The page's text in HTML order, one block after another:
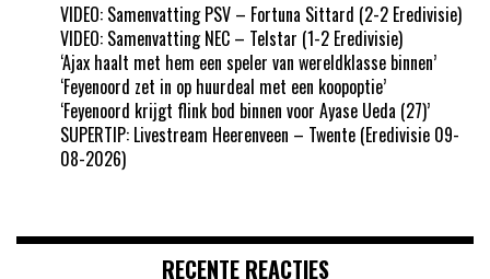
VIDEO: Samenvatting PSV – Fortuna Sittard (2-2 Eredivisie)
VIDEO: Samenvatting NEC – Telstar (1-2 Eredivisie)
‘Ajax haalt met hem een speler van wereldklasse binnen’
‘Feyenoord zet in op huurdeal met een koopoptie’
‘Feyenoord krijgt flink bod binnen voor Ayase Ueda (27)’
SUPERTIP: Livestream Heerenveen – Twente (Eredivisie 09-
08-2026)
RECENTE REACTIES